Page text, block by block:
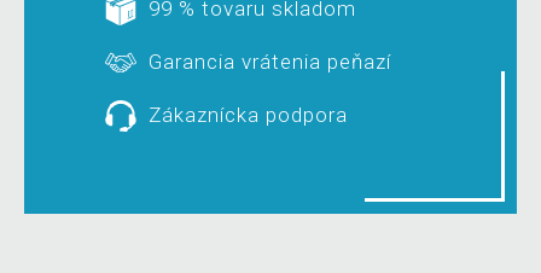
99 % tovaru skladom
Garancia vrátenia peňazí
Zákaznícka podpora